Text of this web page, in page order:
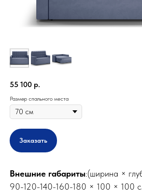
55 100 р.
Размер спального места
Заказать
Внешние габариты:(ширина ×
90-120-140-160-180 × 100 × 100